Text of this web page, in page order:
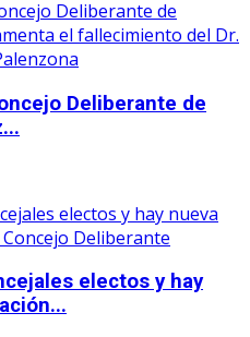
Deliberante de
electos y hay